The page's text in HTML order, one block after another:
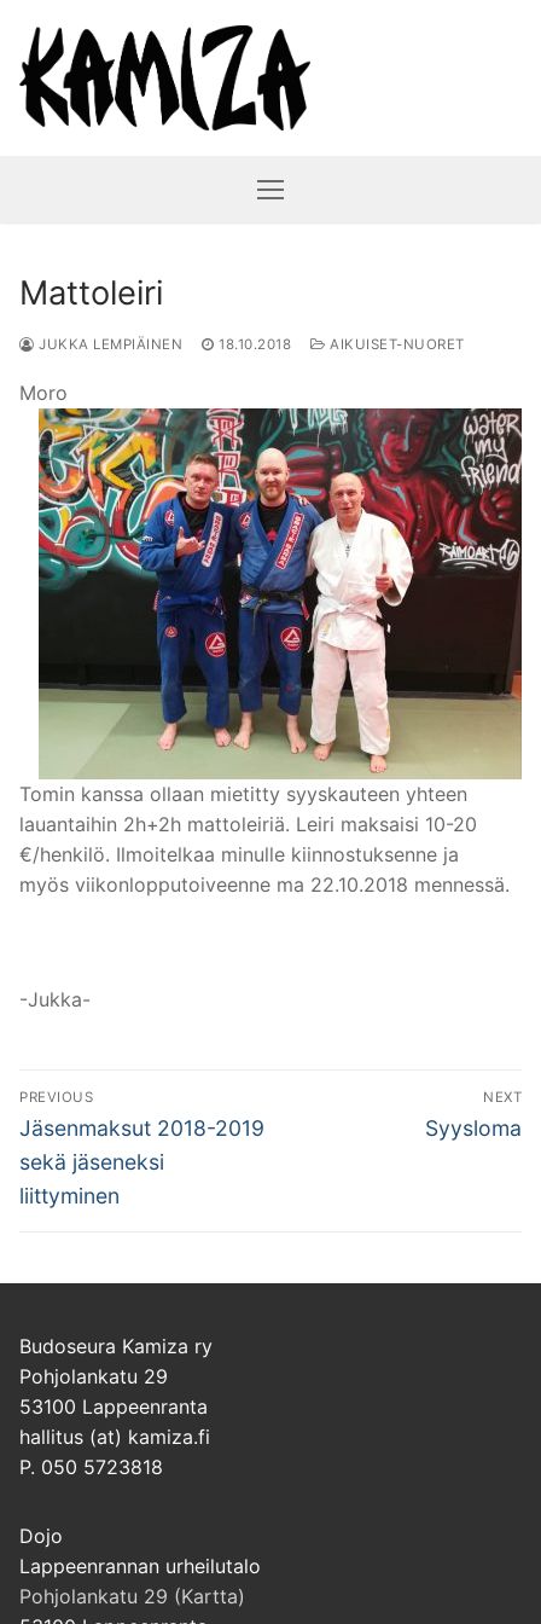
sisältöön
Mattoleiri
JUKKA LEMPIÄINEN 18.10.2018 AIKUISET-NUORET
Moro
Tomin kanssa ollaan mietitty syyskauteen yhteen
lauantaihin 2h+2h mattoleiriä. Leiri maksaisi 10-20
€/henkilö. Ilmoitelkaa minulle kiinnostuksenne ja
myös viikonlopputoiveenne ma 22.10.2018 mennessä.
-Jukka-
Artikkelien
selaus
PREVIOUS
Previous
post:
Jäsenmaksut 2018-2019
sekä jäseneksi
liittyminen
NEXT
Next
Syysloma
Budoseura Kamiza ry
Pohjolankatu 29
53100 Lappeenranta
hallitus (at) kamiza.fi
P. 050 5723818
Dojo
Lappeenrannan urheilutalo
Pohjolankatu 29 (Kartta)